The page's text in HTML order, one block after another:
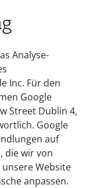
Analyse-
Inc. Für den
Google
Street Dublin 4,
Google
auf
die wir von
Website
anpassen.